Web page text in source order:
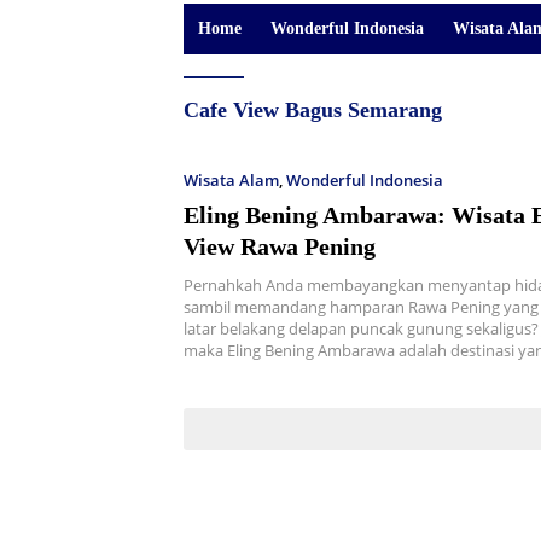
Home Wonderful Indonesia Wisata
Cafe View Bagus Semarang
Wisata Alam,Wonderful Indonesia
Eling Bening Ambarawa: Wisata
View Rawa Pening
Pernahkah Anda membayangkan menyantap
sambil memandang hamparan Rawa Pening
latar belakang delapan puncak gunung sekaligus?
maka Eling Bening Ambarawa adalah destinasi